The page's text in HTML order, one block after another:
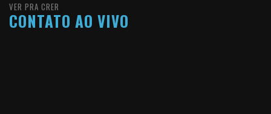
VER PRA CRER
CONTATO AO VIVO